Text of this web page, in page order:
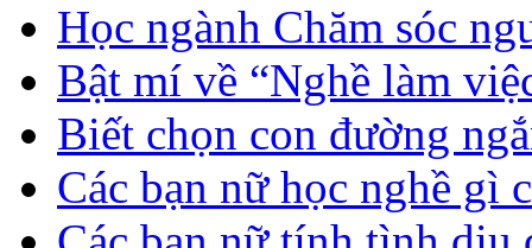
Học ngành Chăm sóc
Bật mí về “Nghề làm
Biết chọn con đường
Các bạn nữ học nghề gì